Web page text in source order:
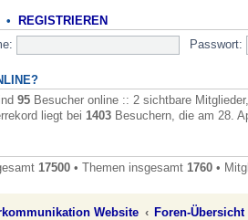
• REGISTRIEREN
Passwort:
95 Besucher online :: 2 sichtbare
liegt bei 1403 Besuchern, die am 28.
17500 • Themen insgesamt 1760 •
Website Foren-Übersicht